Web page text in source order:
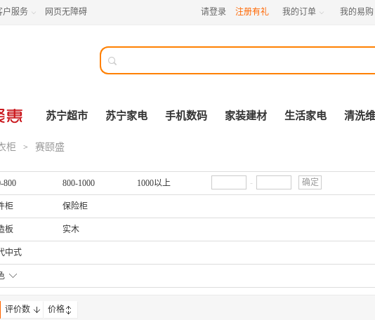
户服务  网页无障碍 请登录 注册有礼 我的订单  我的易购

苏宁超市 苏宁家电 手机数码 家装建材 生活家电 清洗
柜 > 赛颐盛
800 800-1000 1000以上 - 确定
柜 保险柜
板 实木
中式
评价数 价格